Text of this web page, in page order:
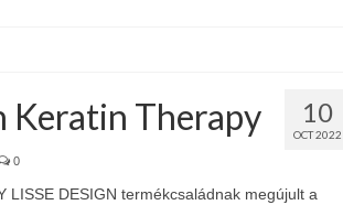
10
OCT 2022
Keratin Therapy
0
LISSE DESIGN termékcsaládnak megújult a